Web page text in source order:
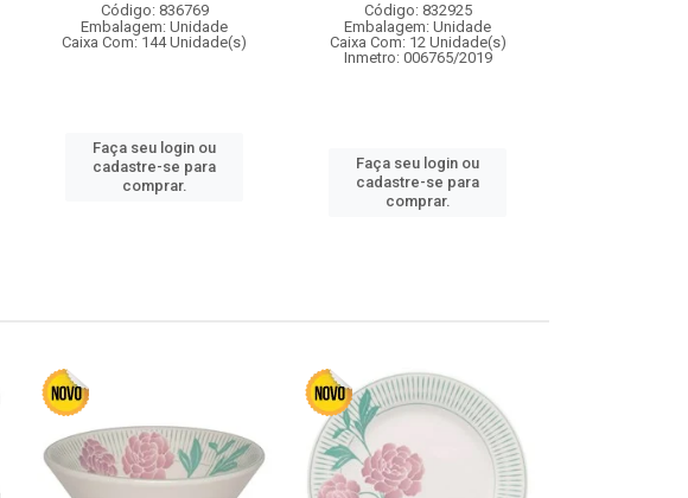
Código: 836769
Embalagem: Unidade
Caixa Com: 144 Unidade(s)
Faça seu login ou
cadastre-se para
comprar.
Código: 832925
Embalagem: Unidade
Caixa Com: 12 Unidade(s)
Inmetro: 006765/2019
Faça seu login ou
cadastre-se para
comprar.